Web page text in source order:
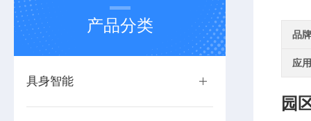
产品分类
具身智能
品牌
应
园